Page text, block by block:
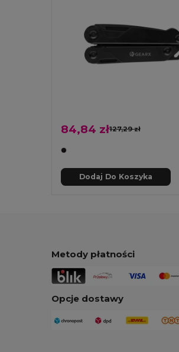
84,84 zł127,29 zł
Dodaj Do Koszyka
Metody płatności
Opcje dostawy